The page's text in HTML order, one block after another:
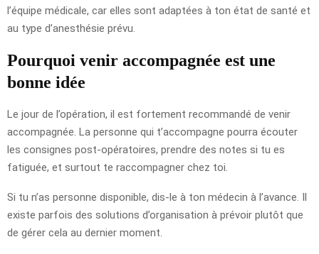
l’équipe médicale, car elles sont adaptées à ton état de santé et
au type d’anesthésie prévu.
Pourquoi venir accompagnée est une
bonne idée
Le jour de l’opération, il est fortement recommandé de venir
accompagnée. La personne qui t’accompagne pourra écouter
les consignes post-opératoires, prendre des notes si tu es
fatiguée, et surtout te raccompagner chez toi.
Si tu n’as personne disponible, dis-le à ton médecin à l’avance. Il
existe parfois des solutions d’organisation à prévoir plutôt que
de gérer cela au dernier moment.